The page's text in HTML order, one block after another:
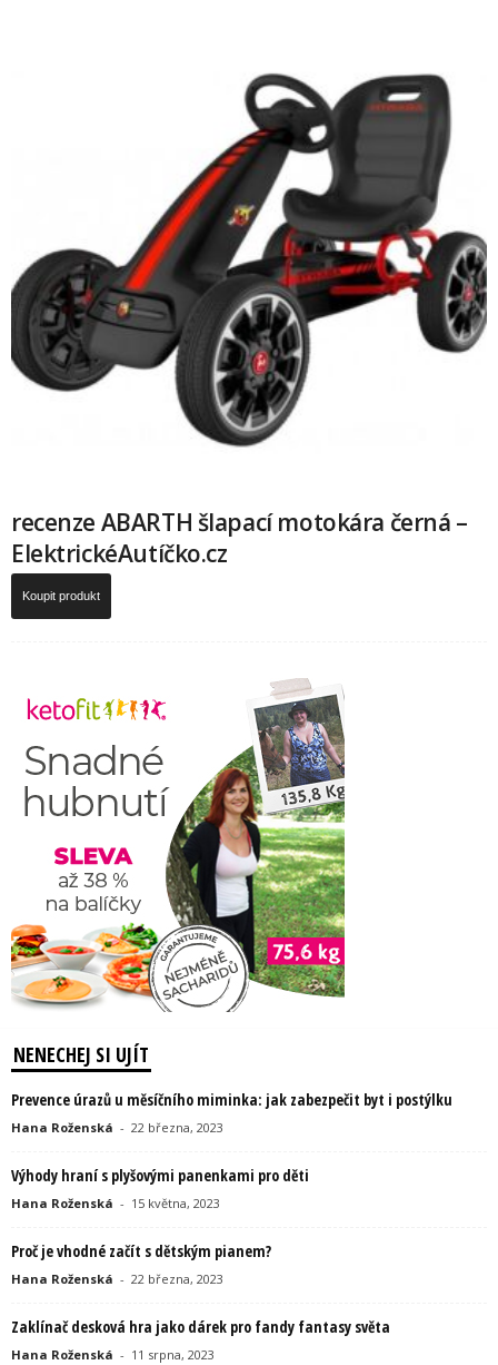
recenze ABARTH šlapací motokára černá –
ElektrickéAutíčko.cz
Koupit produkt
NENECHEJ SI UJÍT
Prevence úrazů u měsíčního miminka: jak zabezpečit byt i postýlku
Hana Roženská - 22 března, 2023
Výhody hraní s plyšovými panenkami pro děti
Hana Roženská - 15 května, 2023
Proč je vhodné začít s dětským pianem?
Hana Roženská - 22 března, 2023
Zaklínač desková hra jako dárek pro fandy fantasy světa
Hana Roženská - 11 srpna, 2023